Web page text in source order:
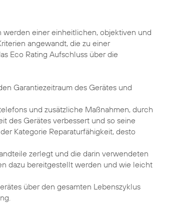
einer einheitlichen, objektiven und
angewandt, die zu einer
Eco Rating Aufschluss über die
Garantiezeitraum des Gerätes und
und zusätzliche Maßnahmen, durch
des Gerätes verbessert und so seine
Kategorie Reparaturfähigkeit, desto
zerlegt und die darin verwendeten
dazu bereitgestellt werden und wie leicht
über den gesamten Lebenszyklus